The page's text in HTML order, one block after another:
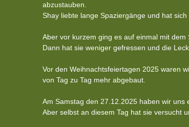
abzustauben.
Shay liebte lange Spaziergänge und hat
Aber vor kurzem ging es auf einmal mit
Dann hat sie weniger gefressen und die
Vor den Weihnachtsfeiertagen 2025 waren
von Tag zu Tag mehr abgebaut.
Am Samstag den 27.12.2025 haben wir uns
Aber selbst an diesem Tag hat sie versucht